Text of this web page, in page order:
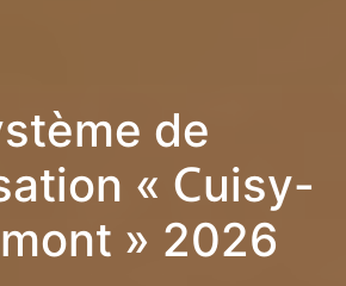
de
« Cuisy-
» 2026